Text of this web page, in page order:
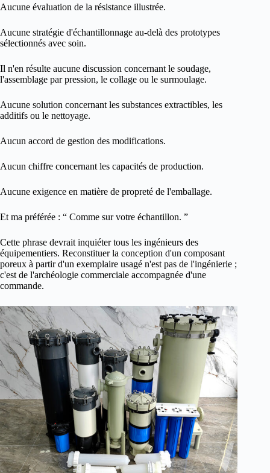
Aucune évaluation de la résistance illustrée.
Aucune stratégie d'échantillonnage au-delà des prototypes
sélectionnés avec soin.
Il n'en résulte aucune discussion concernant le soudage,
l'assemblage par pression, le collage ou le surmoulage.
Aucune solution concernant les substances extractibles, les
additifs ou le nettoyage.
Aucun accord de gestion des modifications.
Aucun chiffre concernant les capacités de production.
Aucune exigence en matière de propreté de l'emballage.
Et ma préférée : “ Comme sur votre échantillon. ”
Cette phrase devrait inquiéter tous les ingénieurs des
équipementiers. Reconstituer la conception d'un composant
poreux à partir d'un exemplaire usagé n'est pas de l'ingénierie ;
c'est de l'archéologie commerciale accompagnée d'une
commande.